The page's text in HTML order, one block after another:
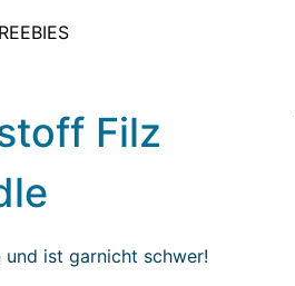
Filz
und ist garnicht schwer!